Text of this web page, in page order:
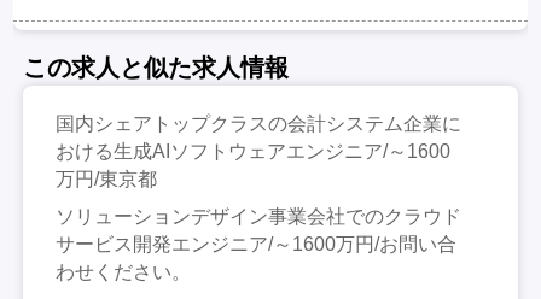
この求人と似た求人情報
国内シェアトップクラスの会計システム企業に
おける生成AIソフトウェアエンジニア/～1600
万円/東京都
ソリューションデザイン事業会社でのクラウド
サービス開発エンジニア/～1600万円/お問い合
わせください。